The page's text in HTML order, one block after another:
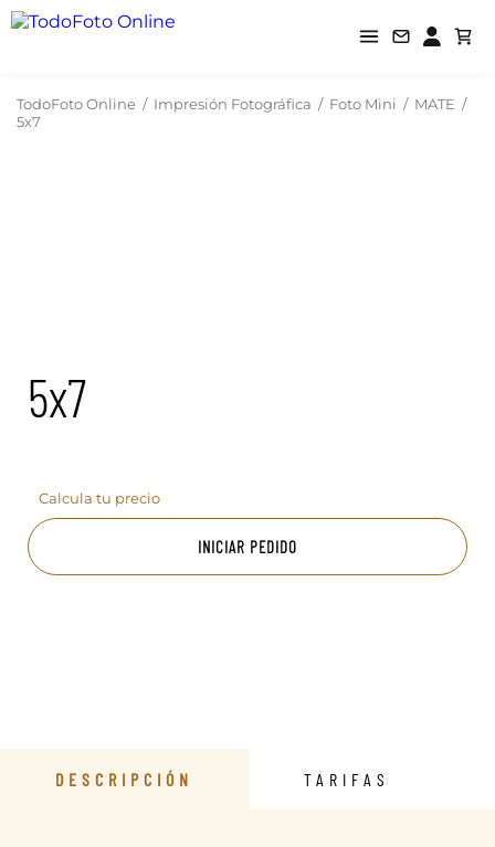
TodoFoto Online / Impresión Fotográfica / Foto Mini / MATE /
5x7
5x7
Calcula tu precio
INICIAR PEDIDO
DESCRIPCIÓN TARIFAS